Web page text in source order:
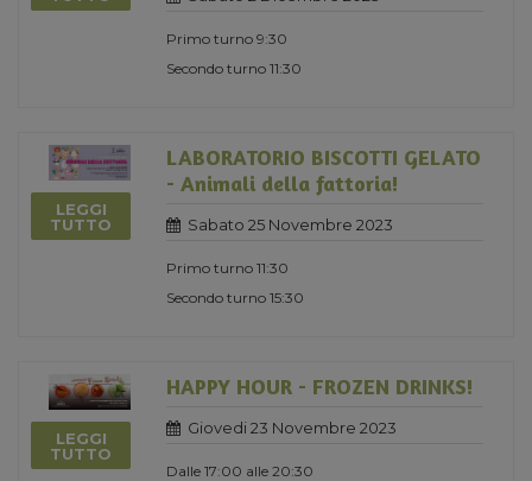
Primo turno 9:30
Secondo turno 11:30
LEGGI
TUTTO
LABORATORIO BISCOTTI GELATO
- Animali della fattoria!
Sabato 25 Novembre 2023
Primo turno 11:30
Secondo turno 15:30
LEGGI
TUTTO
HAPPY HOUR - FROZEN DRINKS!
Giovedi 23 Novembre 2023
Dalle 17:00 alle 20:30